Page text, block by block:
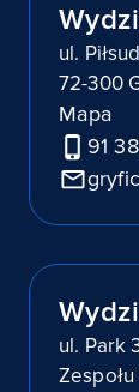
ul.
72-300
Mapa
91
ul. Park
Zespołu